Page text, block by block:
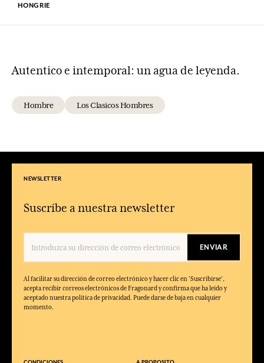
HONGRIE
Autentico e intemporal: un agua de leyenda.
Hombre Los Clasicos Hombres
NEWSLETTER
Suscríbe a nuestra newsletter
ENVIAR
Al facilitar su dirección de correo electrónico y hacer clic en 'Suscribirse',
acepta recibir correos electrónicos de Fragonard y confirma que ha leído y
aceptado nuestra política de privacidad. Puede darse de baja en cualquier
momento.